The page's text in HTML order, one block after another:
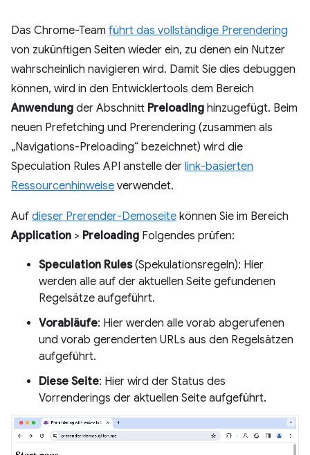
Das Chrome-Team führt das vollständige Prerendering
von zukünftigen Seiten wieder ein, zu denen ein Nutzer
wahrscheinlich navigieren wird. Damit Sie dies debuggen
können, wird in den Entwicklertools dem Bereich
Anwendung der Abschnitt Preloading hinzugefügt. Beim
neuen Prefetching und Prerendering (zusammen als
„Navigations-Preloading“ bezeichnet) wird die
Speculation Rules API anstelle der link-basierten
Ressourcenhinweise verwendet.
Auf dieser Prerender-Demoseite können Sie im Bereich
Application > Preloading Folgendes prüfen:
Speculation Rules(Spekulationsregeln): Hier
werden alle auf der aktuellen Seite gefundenen
Regelsätze aufgeführt.
Vorabläufe: Hier werden alle vorab abgerufenen
und vorab gerenderten URLs aus den Regelsätzen
aufgeführt.
Diese Seite: Hier wird der Status des
Vorrenderings der aktuellen Seite aufgeführt.